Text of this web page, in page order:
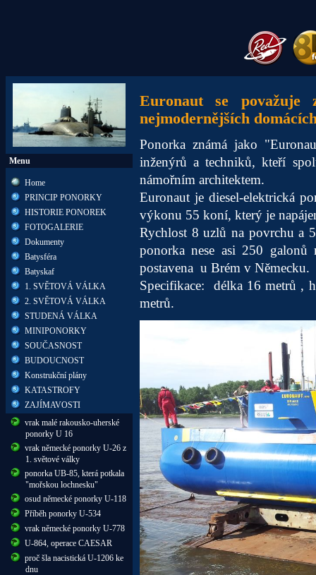
Menu
Home
PRINCIP PONORKY
HISTORIE PONOREK
FOTOGALERIE
Dokumenty
Batysféra
Batyskaf
1. SVĚTOVÁ VÁLKA
2. SVĚTOVÁ VÁLKA
STUDENÁ VÁLKA
MINIPONORKY
SOUČASNOST
BUDOUCNOST
Konstrukční plány
KATASTROFY
ZAJÍMAVOSTI
vrak malé rakousko-uherské
ponorky U 16
vrak německé ponorky U-26 z
1. světové války
ponorka UB-85, která potkala
"mořskou lochnesku"
osud německé ponorky U-118
Příběh ponorky U-534
vrak německé ponorky U-778
U-864, operace CAESAR
proč šla nacistická U-1206 ke
dnu
Euronaut se považuje
nejmodernějších
Ponorka známá jako
inženýrů a techniků, kteří
námořním architektem.
Euronaut je diesel-elektrická
výkonu 55 koní, který je
Rychlost 8 uzlů na povrchu a
ponorka nese asi 250
postavena u Brém v Německu.
Specifikace: délka 16 metrů ,
metrů.